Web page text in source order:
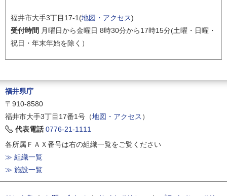
福井市大手3丁目17-1(地図・アクセス)
受付時間 月曜日から金曜日 8時30分から17時15分(土曜・日曜・
祝日・年末年始を除く）
福井県庁
〒910-8580
福井市大手3丁目17番1号（地図・アクセス ）
代表電話 0776-21-1111
各所属ＦＡＸ番号は右の組織一覧をご覧ください
≫ 組織一覧
≫ 施設一覧